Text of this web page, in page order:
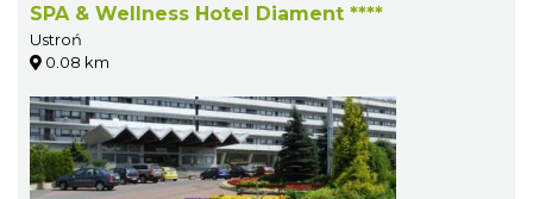
SPA & Wellness Hotel Diament ****
Ustroń
0.08 km